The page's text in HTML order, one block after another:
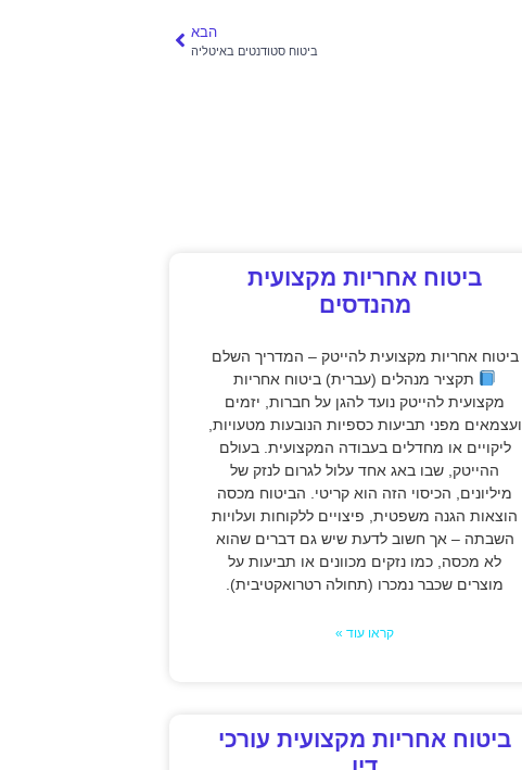
הבא
ביטוח סטודנטים באיטליה
ביטוח אחריות מקצועית
מהנדסים
ביטוח אחריות מקצועית להייטק – המדריך השלם
תקציר מנהלים (עברית) ביטוח אחריות
מקצועית להייטק נועד להגן על חברות, יזמים
ועצמאים מפני תביעות כספיות הנובעות מטעויות,
ליקויים או מחדלים בעבודה המקצועית. בעולם
ההייטק, שבו באג אחד עלול לגרום לנזק של
מיליונים, הכיסוי הזה הוא קריטי. הביטוח מכסה
הוצאות הגנה משפטית, פיצויים ללקוחות ועלויות
השבתה – אך חשוב לדעת שיש גם דברים שהוא
לא מכסה, כמו נזקים מכוונים או תביעות על
מוצרים שכבר נמכרו (תחולה רטרואקטיבית).
קראו עוד »
ביטוח אחריות מקצועית עורכי